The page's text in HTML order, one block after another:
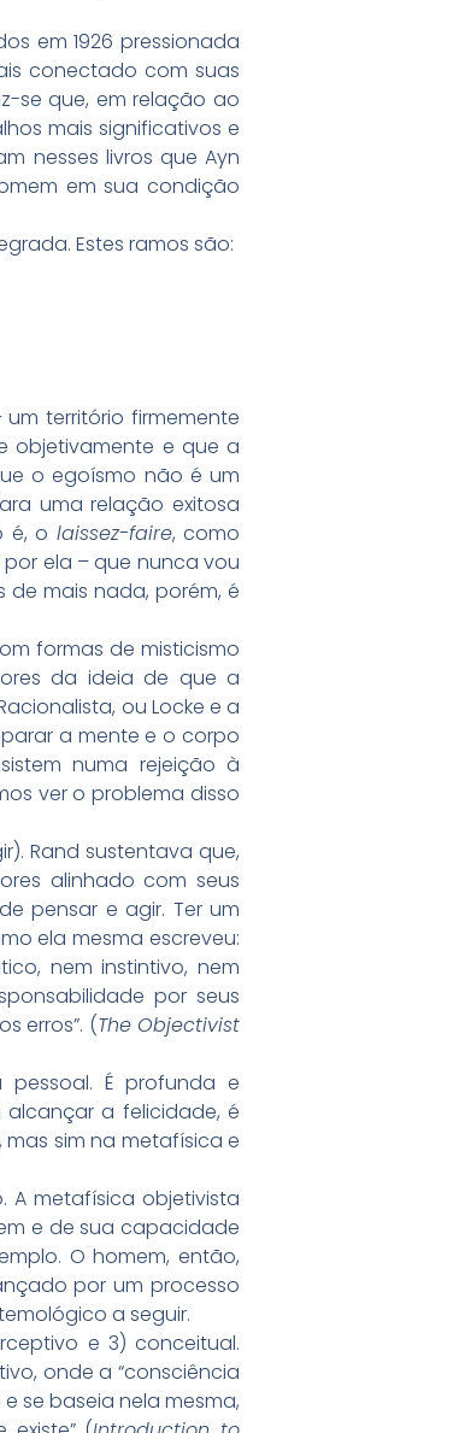
em 1926 pressionada
conectado com suas
se que, em relação ao
mais significativos e
nesses livros que Ayn
em sua condição
Estes ramos são:
território firmemente
objetivamente e que a
o egoísmo não é um
uma relação exitosa
é, o laissez-faire, como
por ela – que nunca vou
mais nada, porém, é
formas de misticismo
da ideia de que a
ou Locke e a
a mente e o corpo
numa rejeição à
ver o problema disso
Rand sustentava que,
alinhado com seus
pensar e agir. Ter um
ela mesma escreveu:
nem instintivo, nem
por seus
erros”. (The Objectivist
É profunda e
a felicidade, é
sim na metafísica e
A metafísica objetivista
e de sua capacidade
O homem, então,
por um processo
a seguir.
e 3) conceitual.
onde a “consciência
se baseia nela mesma,